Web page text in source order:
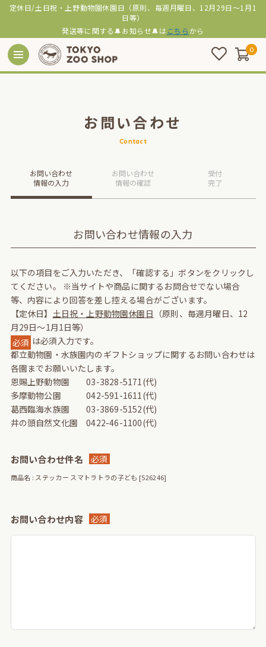
定休日/土日祝・上野動物園休園日（原則、毎週月曜日、12月29日～1月1
日等）
発送等に関する🔔お知らせ🔔は こちら から
0
Contact
お問い合わせ
お問い合わせ
情報の入力
お問い合わせ
情報の確認
受付
完了
お問い合わせ情報の入力
以下の項目をご入力いただき、「確認する」ボタンをクリックし
てください。
※当サイトや商品に関するお問合せでない場合
等、内容により回答を差し控える場合がございます。
【定休日】 土日祝・上野動物園休園日 （原則、毎週月曜日、12
月29日～1月1日等）
必須 は必須入力です。
都立動物園・水族園内のギフトショップに関するお問い合わせは
各園までお願いいたします。
恩賜上野動物園 03-3828-5171(代)
多摩動物公園 042-591-1611(代)
葛西臨海水族園 03-3869-5152(代)
井の頭自然文化園 0422-46-1100(代)
お問い合わせ件名 必須
商品名 : ステッカー スマトラトラの子ども [526246]
お問い合わせ内容 必須